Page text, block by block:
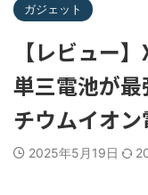
ガジェット
【レビュー
単三電池が
チウムイオ
2025年5月19日